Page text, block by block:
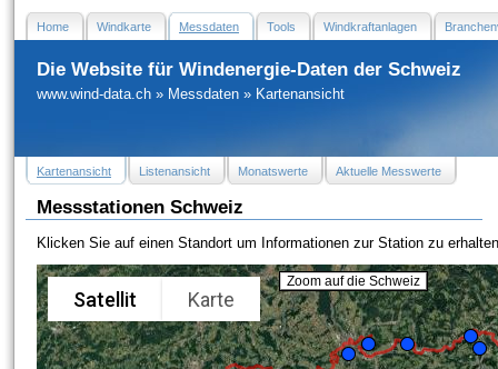
Home Windkarte Messdaten Tools Windkraftanlagen
Die Website für Windenergie-Daten der Schweiz
www.wind-data.ch » Messdaten » Kartenansicht
Kartenansicht Listenansicht Monatswerte Aktuelle Messwerte
Messstationen Schweiz
Klicken Sie auf einen Standort um Informationen zur Station zu
Satellit Karte
Zoom auf die Schweiz